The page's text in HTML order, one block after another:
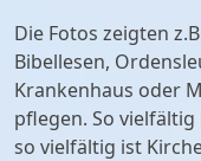
Die Fotos zeigten
Bibellesen,
Krankenhaus oder
pflegen. So
so vielfältig ist